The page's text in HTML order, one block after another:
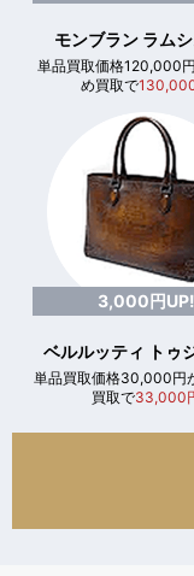
モンブラン ラム
単品買取価格120,000
め買取で
3,000円UP!
ベルルッティ トゥ
単品買取価格30,000円
買取で33,000